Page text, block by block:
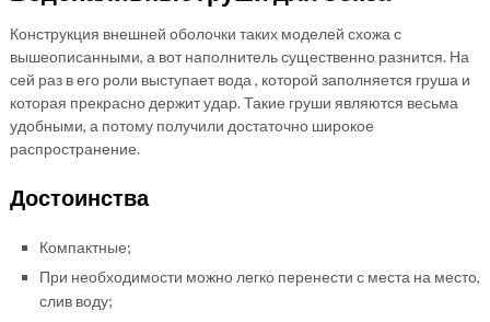
Конструкция внешней оболочки таких моделей схожа с
вышеописанными, а вот наполнитель существенно разнится. На
сей раз в его роли выступает вода , которой заполняется груша и
которая прекрасно держит удар. Такие груши являются весьма
удобными, а потому получили достаточно широкое
распространение.
Достоинства
Компактные;
При необходимости можно легко перенести с места на место,
слив воду;